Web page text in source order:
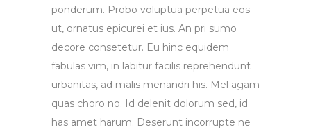
ponderum. Probo voluptua perpetua eos
ut, ornatus epicurei et ius. An pri sumo
decore consetetur. Eu hinc equidem
fabulas vim, in labitur facilis reprehendunt
urbanitas, ad malis menandri his. Mel agam
quas choro no. Id delenit dolorum sed, id
has amet harum. Deserunt incorrupte ne